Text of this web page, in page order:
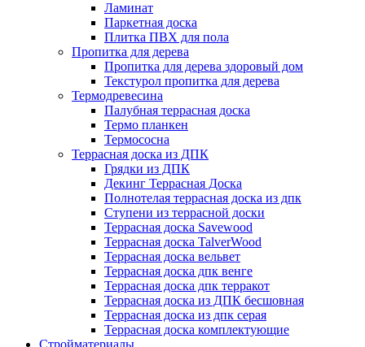
Ламинат
Паркетная доска
Плитка ПВХ для пола
Пропитка для дерева
Пропитка для дерева здоровый дом
Текстурол пропитка для дерева
Термодревесина
Палубная террасная доска
Термо планкен
Термососна
Террасная доска из ДПК
Грядки из ДПК
Декинг Террасная Доска
Полнотелая террасная доска из дпк
Ступени из террасной доски
Террасная доска Savewood
Террасная доска TalverWood
Террасная доска вельвет
Террасная доска дпк венге
Террасная доска дпк терракот
Террасная доска из ДПК бесшовная
Террасная доска из дпк серая
Террасная доска комплектующие
Стройматериалы